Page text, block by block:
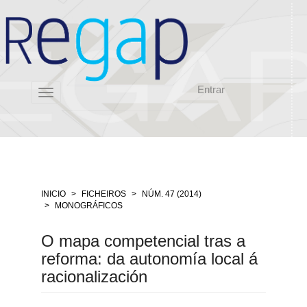
rápido
contido
da
Navegación
principal
Entrar
Toggle
navigation
INICIO FICHEIROS
NÚM. 47 (2014)
MONOGRÁFICOS
O mapa competencial tras a
reforma: da autonomía local á
racionalización